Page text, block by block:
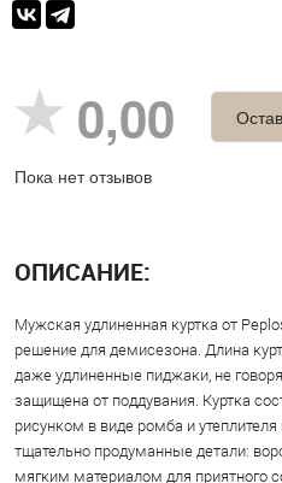
0,00
Пока нет отзывов
ОПИСАНИЕ:
Мужская удлиненная куртка от
решение для демисезона. Длина
даже удлиненные пиджаки, не
защищена от поддувания. Куртка
рисунком в виде ромба и
тщательно продуманные детали:
мягким материалом для приятного